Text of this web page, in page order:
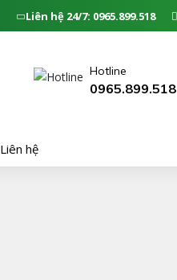
Liên hệ 24/7: 0965.899.518
Hotline
0965.899.518
Liên hệ
Liên hệ